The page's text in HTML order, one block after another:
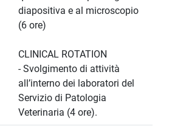
diapositiva e al microscopio
(6 ore)
CLINICAL ROTATION
- Svolgimento di attività
all’interno dei laboratori del
Servizio di Patologia
Veterinaria (4 ore).